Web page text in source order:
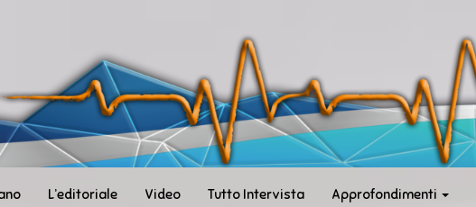
L’editoriale Video Tutto Intervista Approfondimenti